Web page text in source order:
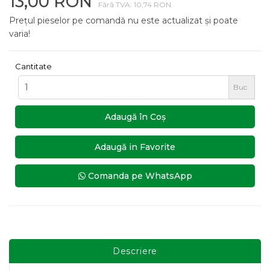
Fără TVA: 10,74 RON
Prețul pieselor pe comandă nu este actualizat și poate
varia!
Cantitate
Buc
Adaugă în Coş
Adaugă in Favorite
Comanda pe WhatsApp
Descriere